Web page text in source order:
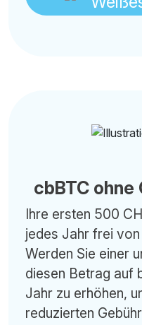
cbBTC ohne
Ihre ersten 500
jedes Jahr frei
Werden Sie einer
diesen Betrag auf
Jahr zu erhöhen,
reduzierten